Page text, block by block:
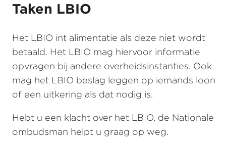
Taken LBIO
Het LBIO int alimentatie als deze niet wordt
betaald. Het LBIO mag hiervoor informatie
opvragen bij andere overheidsinstanties. Ook
mag het LBIO beslag leggen op iemands loon
of een uitkering als dat nodig is.
Hebt u een klacht over het LBIO, de Nationale
ombudsman helpt u graag op weg.